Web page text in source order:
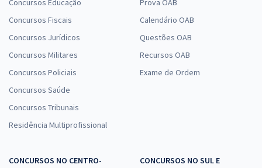
Concursos Educação
Concursos Fiscais
Concursos Jurídicos
Concursos Militares
Concursos Policiais
Concursos Saúde
Concursos Tribunais
Residência Multiprofissional
Prova OAB
Calendário OAB
Questões OAB
Recursos OAB
Exame de Ordem
CONCURSOS NO CENTRO-
CONCURSOS NO SUL E